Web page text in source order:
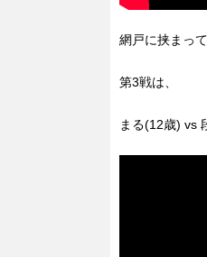
網戸に挟まっ
第3戦は、
まる(12歳) vs